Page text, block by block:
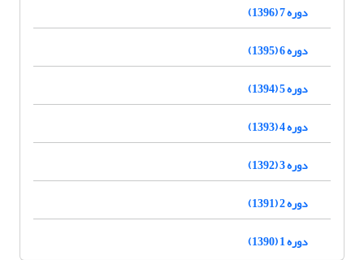
دوره 7 (1396)
دوره 6 (1395)
دوره 5 (1394)
دوره 4 (1393)
دوره 3 (1392)
دوره 2 (1391)
دوره 1 (1390)